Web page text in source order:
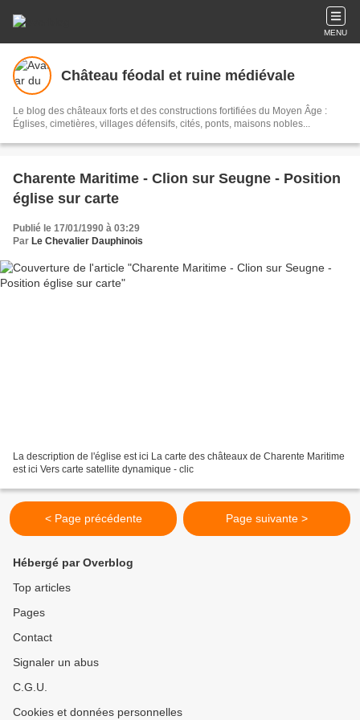
MENU
Château féodal et ruine médiévale
Le blog des châteaux forts et des constructions fortifiées du Moyen Âge :
Églises, cimetières, villages défensifs, cités, ponts, maisons nobles...
Charente Maritime - Clion sur Seugne - Position
église sur carte
Publié le 17/01/1990 à 03:29
Par Le Chevalier Dauphinois
La description de l'église est ici La carte des châteaux de Charente Maritime
est ici Vers carte satellite dynamique - clic
< Page précédente Page suivante >
Hébergé par Overblog
Top articles
Pages
Contact
Signaler un abus
C.G.U.
Cookies et données personnelles